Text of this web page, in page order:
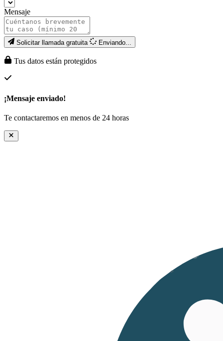
Mensaje
Solicitar llamada gratuita Enviando...
Tus datos están protegidos
¡Mensaje enviado!
Te contactaremos en menos de 24 horas